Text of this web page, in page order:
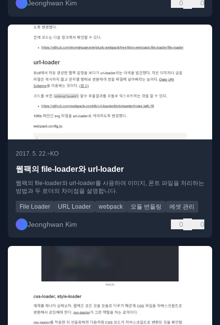
Jeonghwan Kim 0 0
2017. 5. 22. •KO
웹팩의 file-loader와 url-loader
웹팩의 file-loader와 url-loader를 사용하여 이미지, 폰트 파일을 처리하는
방법과 두 로더의 차이점을 설명합니다.
File Loader URL Loader webpack 모듈 번들링 에셋 관리
Jeonghwan Kim 0 0